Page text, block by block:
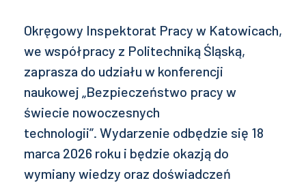
Okręgowy Inspektorat Pracy w Katowicach,
we współpracy z Politechniką Śląską,
zaprasza do udziału w konferencji
naukowej „Bezpieczeństwo pracy w
świecie nowoczesnych
technologii”. Wydarzenie odbędzie się 18
marca 2026 roku i będzie okazją do
wymiany wiedzy oraz doświadczeń